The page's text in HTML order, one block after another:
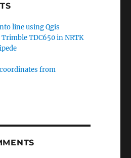
line using Qgis
TDC650 in NRTK
from